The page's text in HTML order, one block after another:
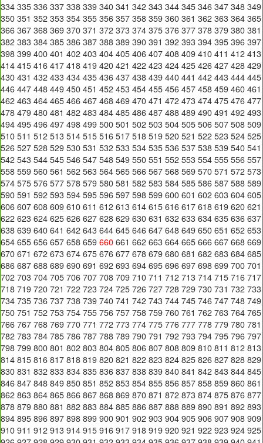
334 335 336 337 338 339 340 341 342 343 344 345 346 347 348 349
350 351 352 353 354 355 356 357 358 359 360 361 362 363 364 365
366 367 368 369 370 371 372 373 374 375 376 377 378 379 380 381
382 383 384 385 386 387 388 389 390 391 392 393 394 395 396 397
398 399 400 401 402 403 404 405 406 407 408 409 410 411 412 413
414 415 416 417 418 419 420 421 422 423 424 425 426 427 428 429
430 431 432 433 434 435 436 437 438 439 440 441 442 443 444 445
446 447 448 449 450 451 452 453 454 455 456 457 458 459 460 461
462 463 464 465 466 467 468 469 470 471 472 473 474 475 476 477
478 479 480 481 482 483 484 485 486 487 488 489 490 491 492 493
494 495 496 497 498 499 500 501 502 503 504 505 506 507 508 509
510 511 512 513 514 515 516 517 518 519 520 521 522 523 524 525
526 527 528 529 530 531 532 533 534 535 536 537 538 539 540 541
542 543 544 545 546 547 548 549 550 551 552 553 554 555 556 557
558 559 560 561 562 563 564 565 566 567 568 569 570 571 572 573
574 575 576 577 578 579 580 581 582 583 584 585 586 587 588 589
590 591 592 593 594 595 596 597 598 599 600 601 602 603 604 605
606 607 608 609 610 611 612 613 614 615 616 617 618 619 620 621
622 623 624 625 626 627 628 629 630 631 632 633 634 635 636 637
638 639 640 641 642 643 644 645 646 647 648 649 650 651 652 653
654 655 656 657 658 659 660 661 662 663 664 665 666 667 668 669
670 671 672 673 674 675 676 677 678 679 680 681 682 683 684 685
686 687 688 689 690 691 692 693 694 695 696 697 698 699 700 701
702 703 704 705 706 707 708 709 710 711 712 713 714 715 716 717
718 719 720 721 722 723 724 725 726 727 728 729 730 731 732 733
734 735 736 737 738 739 740 741 742 743 744 745 746 747 748 749
750 751 752 753 754 755 756 757 758 759 760 761 762 763 764 765
766 767 768 769 770 771 772 773 774 775 776 777 778 779 780 781
782 783 784 785 786 787 788 789 790 791 792 793 794 795 796 797
798 799 800 801 802 803 804 805 806 807 808 809 810 811 812 813
814 815 816 817 818 819 820 821 822 823 824 825 826 827 828 829
830 831 832 833 834 835 836 837 838 839 840 841 842 843 844 845
846 847 848 849 850 851 852 853 854 855 856 857 858 859 860 861
862 863 864 865 866 867 868 869 870 871 872 873 874 875 876 877
878 879 880 881 882 883 884 885 886 887 888 889 890 891 892 893
894 895 896 897 898 899 900 901 902 903 904 905 906 907 908 909
910 911 912 913 914 915 916 917 918 919 920 921 922 923 924 925